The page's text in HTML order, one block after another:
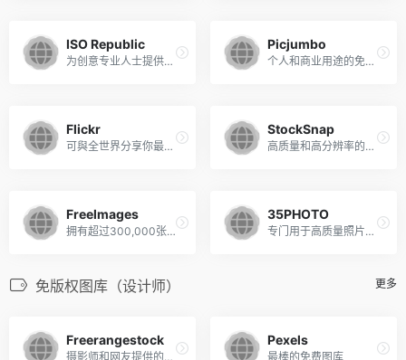
ISO Republic
为创意专业人士提供CC0照片。所有图像均可免费用于个人和商业用途。
Picjumbo
个人和商业用途的免费照片
Flickr
可與全世界分享你最愛的相片和影片
StockSnap
高质量和高分辨率的股票图像没有任何版权限制（CC0）-没有属性要求
Freelmages
拥有超过300,000张免费图片，快速找到完美的免版税图片
35PHOTO
专门用于高质量照片的资源
免版权图库（设计师） 更多
Freerangestock
摄影师和网友提供的免费图片素材站
Pexels
最棒的免费图库